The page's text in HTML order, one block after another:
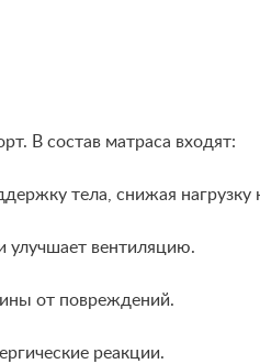
В состав матраса входят:
тела, снижая нагрузку
улучшает вентиляцию.
от повреждений.
реакции.